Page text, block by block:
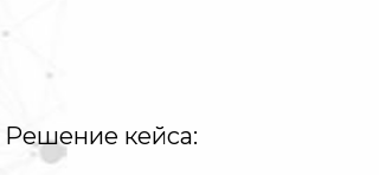
Решение кейса: